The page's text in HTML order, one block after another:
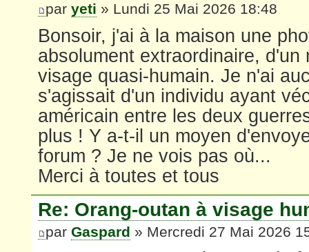
par yeti » Lundi 25 Mai 2026 18:48
Bonsoir, j'ai à la maison une
absolument extraordinaire, d'un
visage quasi-humain. Je n'ai
s'agissait d'un individu ayant
américain entre les deux
plus ! Y a-t-il un moyen
forum ? Je ne vois pas où...
Merci à toutes et tous
Re: Orang-outan à visage
par Gaspard » Mercredi 27 Mai 2026